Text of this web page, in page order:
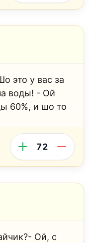
это у вас за
воды! - Ой
60%, и шо то
72
Ой, с